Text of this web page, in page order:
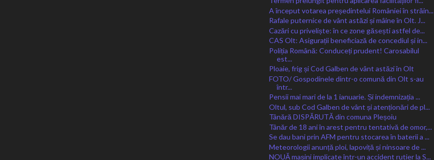
A început votarea președintelui României în străin...
Rafale puternice de vânt astăzi și mâine în Olt. J...
Cazări cu priveliște: în ce zone găsești astfel de...
CAS Olt: Asigurații beneficiază de concediul și in...
Poliția Română: Conduceți prudent! Carosabilul
est...
Ploaie, frig și Cod Galben de vânt astăzi în Olt
FOTO/ Gospodinele dintr-o comună din Olt s-au
într...
Pensii mai mari de la 1 ianuarie. Și indemnizația ...
Oltul, sub Cod Galben de vânt și atenționări de pl...
Tânără DISPĂRUTĂ din comuna Pleșoiu
Tânăr de 18 ani în arest pentru tentativă de omor,...
Se dau bani prin AFM pentru stocarea în baterii a ...
Meteorologii anunță ploi, lapoviță și ninsoare de ...
NOUĂ mașini implicate într-un accident rutier la S...